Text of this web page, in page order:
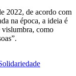
2022, de acordo com
na época, a ideia é
vislumbra, como